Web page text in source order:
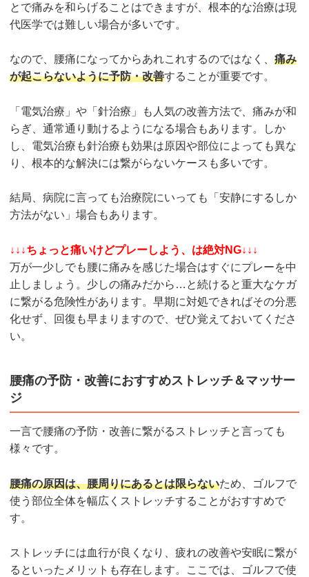
とで痛みを和らげることはできますが、根本的な治療は現
代医学では難しい場合が多いです。
なので、腰痛になってからあれこれするのではなく、 痛み
が起こらないように予防・改善することが重要です。
「電気治療」や「針治療」も人気の改善方法で、痛みが和
らぎ、通常通り動けるようになる場合もあります。しか
し、電気治療も針治療も効果は原因や部位によっても異な
り、根本的な解決には繋がらないケースも多いです。
結局、病院に言っても治療院にいっても「安静にするしか
方法がない」場合もあります。
↓↓↓ちょっと痛いけどプレーしよう、は絶対NG↓↓↓
万が一少しでも腰に痛みを感じた場合はすぐにプレーを中
止しましょう。少しの痛みだから…と続けると重大なケガ
に繋がる危険性があります。早期に対処できればその分悪
化せず、回復も早まりますので、ぜひ覚えておいてくださ
い。
腰痛の予防・改善におすすめストレッチ＆マッサー
ジ
一言で腰痛の予防・改善に繋がるストレッチと言っても
様々です。
腰痛の原因は、腰周りにあるとは限らないため、ゴルフで
使う部位全体を幅広くストレッチすることがおすすめで
す。
ストレッチには血行が良くなり、疲れの改善や安眠に繋が
るといったメリットも存在します。ここでは、ゴルフで使